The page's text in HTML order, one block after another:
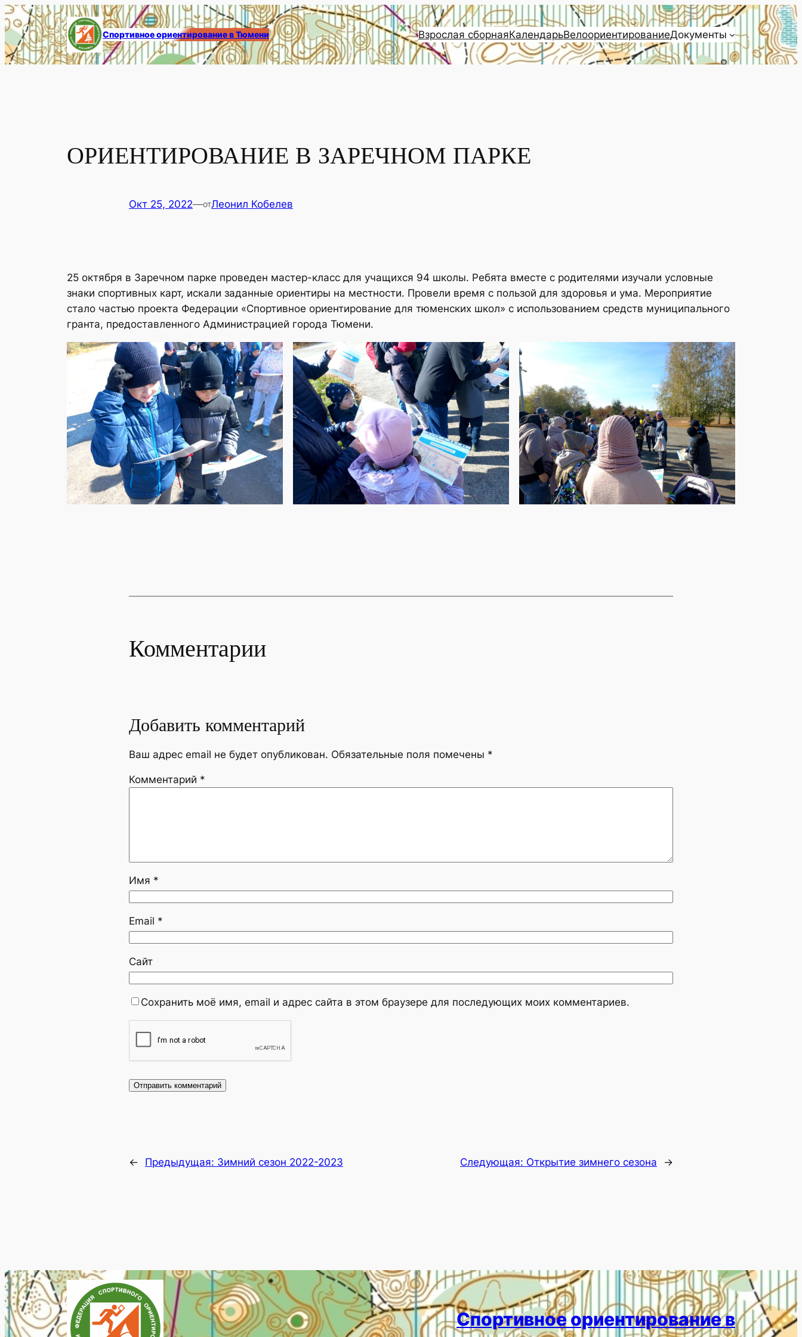
Перейти
к
содержимому
Спортивное ориентирование в Тюмени Взрослая сборнаяКалендарьВелоориентированиеДокументы
ОРИЕНТИРОВАНИЕ В ЗАРЕЧНОМ ПАРКЕ
Окт 25, 2022—отЛеонил Кобелев
25 октября в Заречном парке проведен мастер-класс для учащихся 94 школы. Ребята вместе с родителями изучали условные
знаки спортивных карт, искали заданные ориентиры на местности. Провели время с пользой для здоровья и ума. Мероприятие
стало частью проекта Федерации «Спортивное ориентирование для тюменских школ» с использованием средств муниципального
гранта, предоставленного Администрацией города Тюмени.
Комментарии
Добавить комментарий
Ваш адрес email не будет опубликован. Обязательные поля помечены *
Комментарий *
Имя *
Email *
Сайт
Сохранить моё имя, email и адрес сайта в этом браузере для последующих моих комментариев.
← Предыдущая: Зимний сезон 2022-2023 Следующая: Открытие зимнего сезона →
Спортивное ориентирование в